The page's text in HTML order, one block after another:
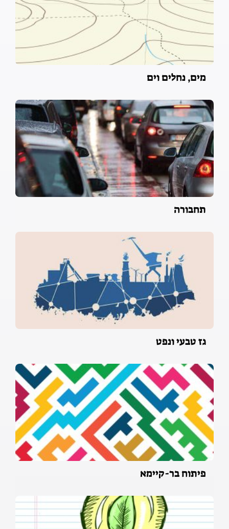
מים, נחלים וים
תחבורה
גז טבעי ונפט
פיתוח בר-קיימא